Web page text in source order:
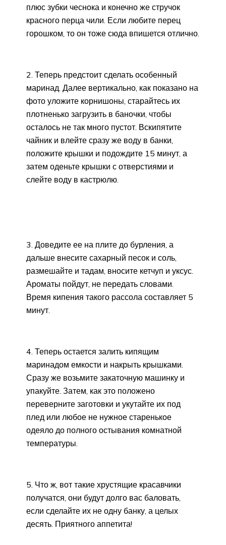
плюс зубки чеснока и конечно же стручок
красного перца чили. Если любите перец
горошком, то он тоже сюда впишется отлично.
2. Теперь предстоит сделать особенный
маринад. Далее вертикально, как показано на
фото уложите корнишоны, старайтесь их
плотненько загрузить в баночки, чтобы
осталось не так много пустот. Вскипятите
чайник и влейте сразу же воду в банки,
положите крышки и подождите 15 минут, а
затем оденьте крышки с отверстиями и
слейте воду в кастрюлю.
3. Доведите ее на плите до бурления, а
дальше внесите сахарный песок и соль,
размешайте и тадам, вносите кетчуп и уксус.
Ароматы пойдут, не передать словами.
Время кипения такого рассола составляет 5
минут.
4. Теперь остается залить кипящим
маринадом емкости и накрыть крышками.
Сразу же возьмите закаточную машинку и
упакуйте. Затем, как это положено
переверните заготовки и укутайте их под
плед или любое не нужное старенькое
одеяло до полного остывания комнатной
температуры.
5. Что ж, вот такие хрустящие красавчики
получатся, они будут долго вас баловать,
если сделайте их не одну банку, а целых
десять. Приятного аппетита!